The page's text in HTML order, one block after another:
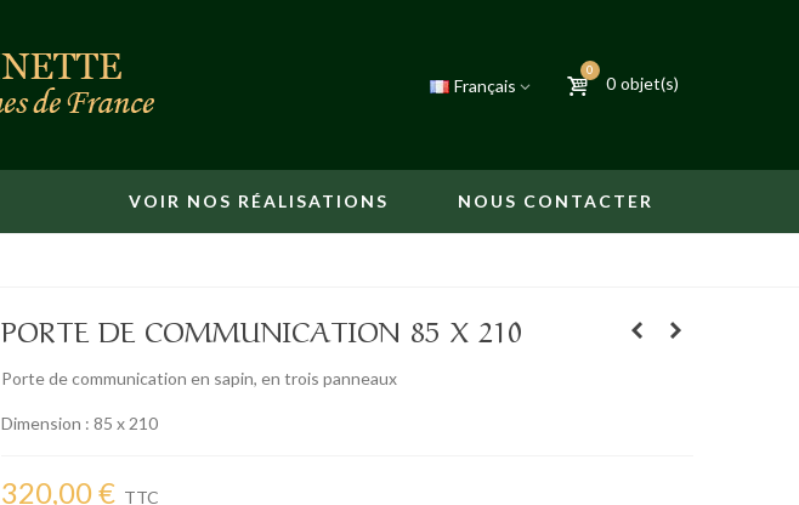
Français
0
0 objet(s)
VOIR NOS RÉALISATIONS NOUS CONTACTER
PORTE DE COMMUNICATION 85 X 210
Porte de communication en sapin, en trois panneaux
Dimension : 85 x 210
320,00 € TTC